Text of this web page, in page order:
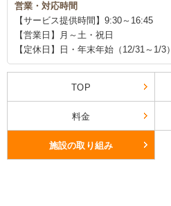
営業・対応時間
【サービス提供時間】9:30～16:45
【営業日】月～土・祝日
【定休日】日・年末年始（12/31～1/3）
TOP
料金
施設の取り組み